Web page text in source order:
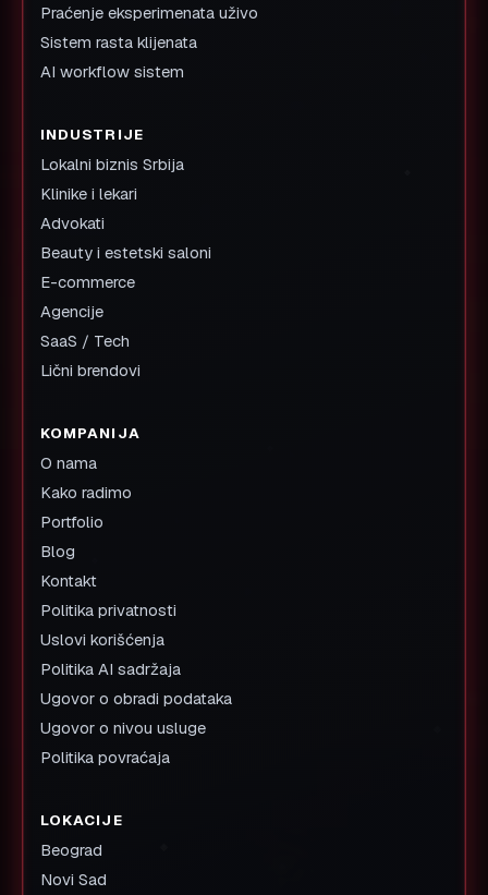
Praćenje eksperimenata uživo
Sistem rasta klijenata
AI workflow sistem
INDUSTRIJE
Lokalni biznis Srbija
Klinike i lekari
Advokati
Beauty i estetski saloni
E-commerce
Agencije
SaaS / Tech
Lični brendovi
KOMPANIJA
O nama
Kako radimo
Portfolio
Blog
Kontakt
Politika privatnosti
Uslovi korišćenja
Politika AI sadržaja
Ugovor o obradi podataka
Ugovor o nivou usluge
Politika povraćaja
LOKACIJE
Beograd
Novi Sad